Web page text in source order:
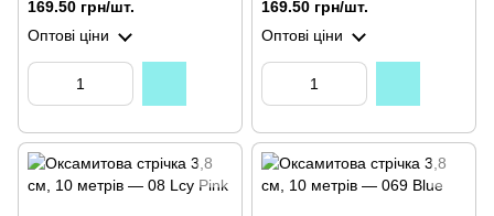
169.50 грн/шт.
Оптові ціни
169.50 грн/шт.
Оптові ціни